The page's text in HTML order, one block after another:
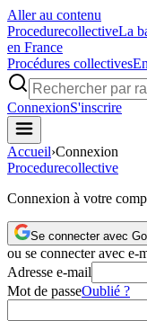
Aller au contenu
ProcedurecollectiveLa
en France
Procédures collectives
ConnexionS'inscrire
Accueil›Connexion
Procedurecollective
Connexion à votre
Se connecter avec
ou se connecter avec e-
Adresse e-mail
Mot de passeOublié ?